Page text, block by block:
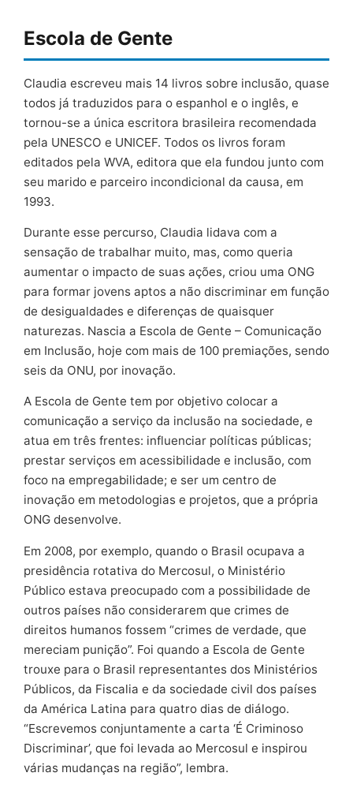
Escola de Gente
Claudia escreveu mais 14 livros sobre inclusão, quase
todos já traduzidos para o espanhol e o inglês, e
tornou-se a única escritora brasileira recomendada
pela UNESCO e UNICEF. Todos os livros foram
editados pela WVA, editora que ela fundou junto com
seu marido e parceiro incondicional da causa, em
1993.
Durante esse percurso, Claudia lidava com a
sensação de trabalhar muito, mas, como queria
aumentar o impacto de suas ações, criou uma ONG
para formar jovens aptos a não discriminar em função
de desigualdades e diferenças de quaisquer
naturezas. Nascia a Escola de Gente – Comunicação
em Inclusão, hoje com mais de 100 premiações, sendo
seis da ONU, por inovação.
A Escola de Gente tem por objetivo colocar a
comunicação a serviço da inclusão na sociedade, e
atua em três frentes: influenciar políticas públicas;
prestar serviços em acessibilidade e inclusão, com
foco na empregabilidade; e ser um centro de
inovação em metodologias e projetos, que a própria
ONG desenvolve.
Em 2008, por exemplo, quando o Brasil ocupava a
presidência rotativa do Mercosul, o Ministério
Público estava preocupado com a possibilidade de
outros países não considerarem que crimes de
direitos humanos fossem “crimes de verdade, que
mereciam punição”. Foi quando a Escola de Gente
trouxe para o Brasil representantes dos Ministérios
Públicos, da Fiscalia e da sociedade civil dos países
da América Latina para quatro dias de diálogo.
“Escrevemos conjuntamente a carta ‘É Criminoso
Discriminar’, que foi levada ao Mercosul e inspirou
várias mudanças na região”, lembra.